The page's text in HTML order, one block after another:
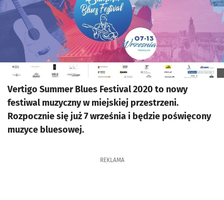
Vertigo Summer Blues Festival 2020 to nowy
festiwal muzyczny w miejskiej przestrzeni.
Rozpocznie się już 7 września i będzie poświęcony
muzyce bluesowej.
REKLAMA